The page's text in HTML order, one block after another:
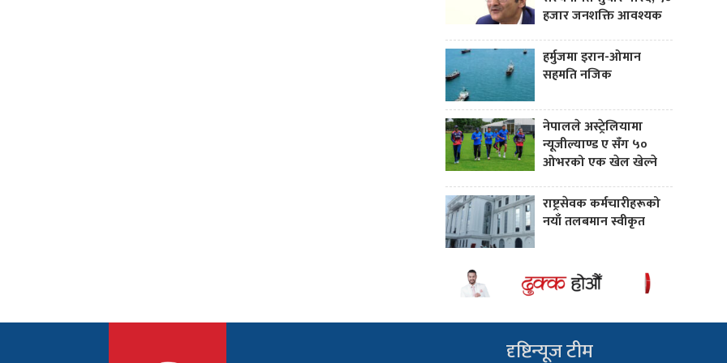
हजार जनशक्ति आवश्यक
हर्मुजमा इरान-ओमान
सहमति नजिक
नेपालले अस्ट्रेलियामा
न्यूजील्याण्ड ए सँग ५०
ओभरको एक खेल खेल्ने
राष्ट्रसेवक कर्मचारीहरूको
नयाँ तलबमान स्वीकृत
दृष्टिन्यूज टीम